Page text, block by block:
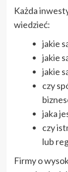
Każda
wiedzieć:
jakie
jakie
jakie
czy
jaka
czy
lub
Firmy o